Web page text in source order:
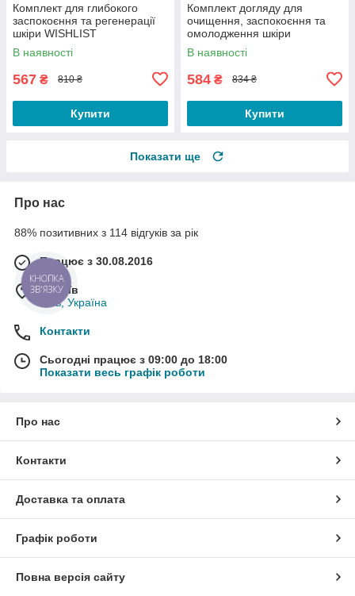
Комплект для глибокого
заспокоєння та регенерації
шкіри WISHLIST
В наявності
567 ₴ 810 ₴
Купити
Комплект догляду для
очищення, заспокоєння та
омолодження шкіри
WISHLIST
В наявності
584 ₴ 834 ₴
Купити
Показати ще
Про нас
88% позитивних з 114 відгуків за рік
Працює з 30.08.2016
м. Київ
Київ, Україна
Контакти
Сьогодні працює з 09:00 до 18:00
Показати весь графік роботи
Про нас
Контакти
Доставка та оплата
Графік роботи
Повна версія сайту
КНОПКА
ЗВ'ЯЗКУ